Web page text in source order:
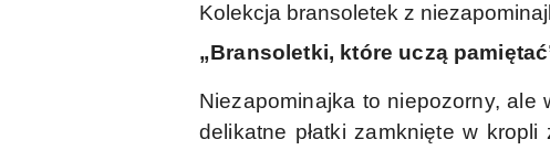
Kolekcja bransoletek z
„Bransoletki, które uczą
Niezapominajka to niepozorny, ale
delikatne płatki zamknięte w